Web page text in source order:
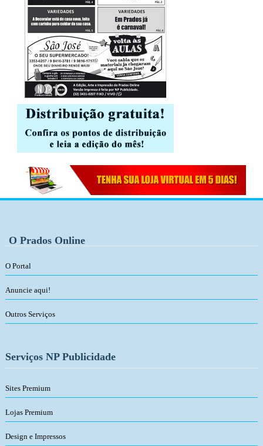
O Prados Online
O Portal
Anuncie aqui!
Outros Serviços
Serviços NP Publicidade
Sites Premium
Lojas Premium
Design e Impressos